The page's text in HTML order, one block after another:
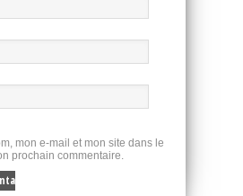
mon e-mail et mon site dans le
prochain commentaire.